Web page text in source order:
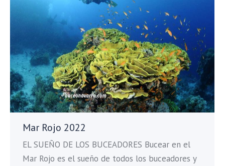
Mar Rojo 2022
EL SUEÑO DE LOS BUCEADORES Bucear en el
Mar Rojo es el sueño de todos los buceadores y